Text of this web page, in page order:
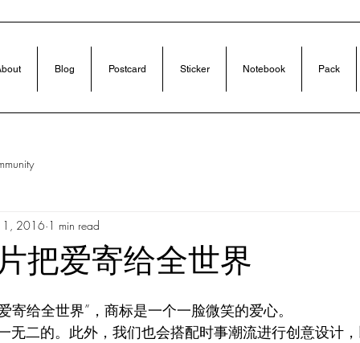
Blog Postcard Sticker Notebook Pack
把爱寄给全世界
2016 1 min read
寄给全世界”，商标是一个一脸微笑的爱心。
无二的。此外，我们也会搭配时事潮流进行创意设计